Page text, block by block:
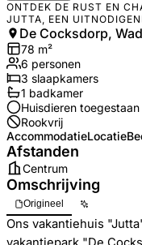
ONTDEK DE RUST EN
JUTTA, EEN
De Cocksdorp,
78 m²
6 personen
3 slaapkamers
1 badkamer
Huisdieren toegestaan
Rookvrij
AccommodatieLocatie
Afstanden
Centrum
Omschrijving
Origineel
Ons vakantiehuis